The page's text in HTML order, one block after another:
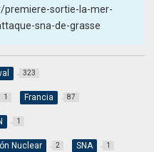
sortie-la-mer-
sna-de-grasse
323
1 Francia 87
1
Nuclear 2 SNA 1